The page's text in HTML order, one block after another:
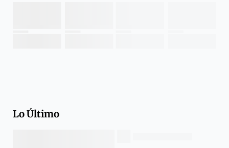
Lo Último